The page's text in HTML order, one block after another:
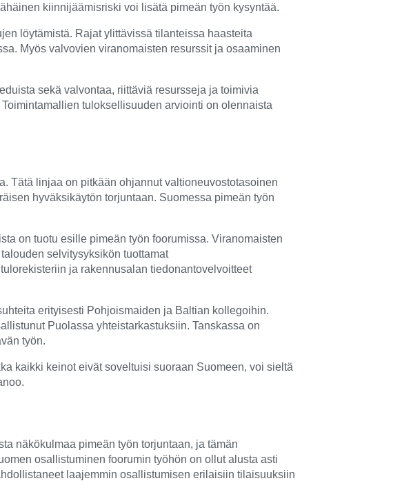
kiinnijäämisriski voi lisätä pimeän työn kysyntää.
löytämistä. Rajat ylittävissä tilanteissa haasteita
Myös valvovien viranomaisten resurssit ja osaaminen
sekä valvontaa, riittäviä resursseja ja toimivia
tuloksellisuuden arviointi on olennaista
Tätä linjaa on pitkään ohjannut valtioneuvostotasoinen
hyväksikäytön torjuntaan. Suomessa pimeän työn
on tuotu esille pimeän työn foorumissa. Viranomaisten
selvitysyksikön tuottamat
ja rakennusalan tiedonantovelvoitteet
erityisesti Pohjoismaiden ja Baltian kollegoihin.
Puolassa yhteistarkastuksiin. Tanskassa on
työn.
kaikki keinot eivät soveltuisi suoraan Suomeen, voi sieltä
näkökulmaa pimeän työn torjuntaan, ja tämän
osallistuminen foorumin työhön on ollut alusta asti
laajemmin osallistumisen erilaisiin tilaisuuksiin